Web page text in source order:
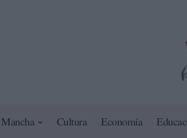
Cultura Economía